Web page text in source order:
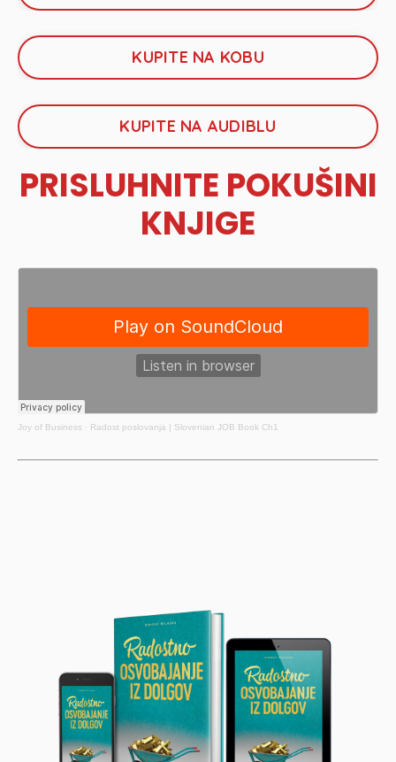
KUPITE NA KOBU
KUPITE NA AUDIBLU
PRISLUHNITE POKUŠINI
KNJIGE
Joy of Business · Radost poslovanja | Slovenian JOB Book Ch1